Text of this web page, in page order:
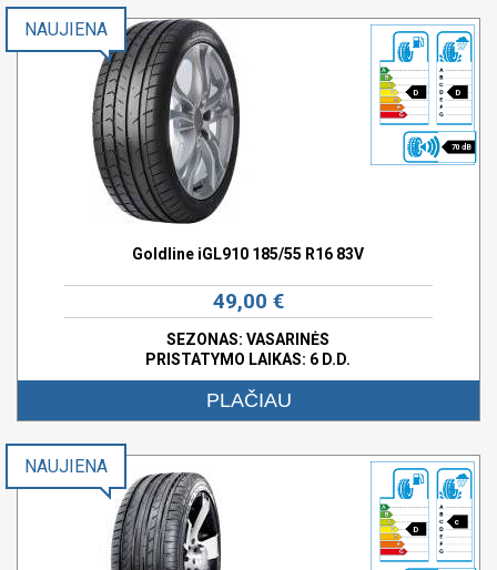
D D
70 dB
NAUJIENA
Goldline iGL910 185/55 R16 83V
49,00 €
SEZONAS: VASARINĖS
PRISTATYMO LAIKAS: 6 D.D.
PLAČIAU
D
c
NAUJIENA